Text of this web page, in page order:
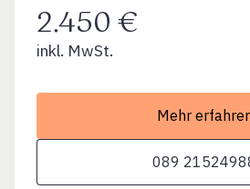
2.450 €
inkl. MwSt.
Mehr
089